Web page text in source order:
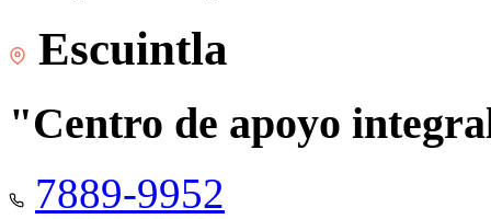
Escuintla
"Centro de apoyo
7889-9952